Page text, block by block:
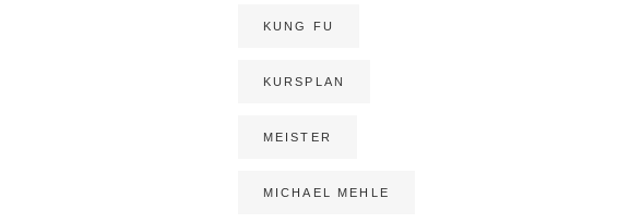
KUNG FU
KURSPLAN
MEISTER
MICHAEL MEHLE